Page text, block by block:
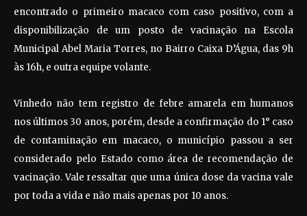
encontrado o primeiro macaco com caso positivo, com a
disponibilização de um posto de vacinação na Escola
Municipal Abel Maria Torres, no Bairro Caixa D’Água, das 9h
às 16h, e outra equipe volante.
Vinhedo não tem registro de febre amarela em humanos
nos últimos 30 anos, porém, desde a confirmação do 1° caso
de contaminação em macaco, o município passou a ser
considerado pelo Estado como área de recomendação de
vacinação. Vale ressaltar que uma única dose da vacina vale
por toda a vida e não mais apenas por 10 anos.